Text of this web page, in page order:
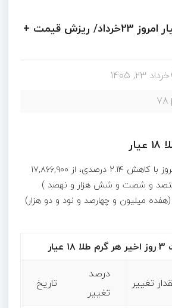
قیمت طلای 18عیار امروز 23خرداد/ ریزش قیمت +
خرداد ۲۳, ۱۴۰۵
78
هر گرم طلا ۱۸ عیار امروز با کاهش ۲.۱۴ درصدی، از ۱۷,۸۶۶,۹۰۰
و شصت و شش هزار و نهصد )
تومان به ۱۷,۴۹۲,۰۰۰ (هفده میلیون و چهارصد و نود و دو هزار)
تغییر
درصد
تغییر
تاریخ